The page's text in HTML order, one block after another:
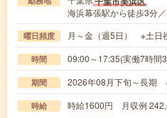
海浜幕張駅から徒歩3分
曜日頻度 月～金（週5日） ※土日
時間 09:00～17:35(実働7時
期間 2026年08月下旬～長期
時給 時給1600円 月収例